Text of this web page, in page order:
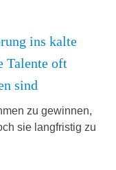
ins kalte
Talente oft
sind
zu gewinnen,
sie langfristig zu